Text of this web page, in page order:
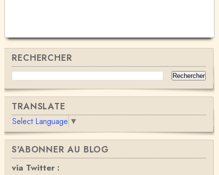
RECHERCHER
TRANSLATE
Select Language ▼
S'ABONNER AU BLOG
via Twitter :